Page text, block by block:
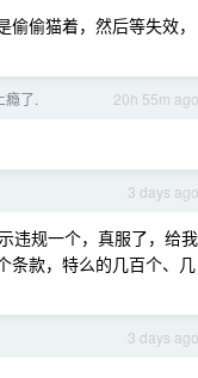
偷猫着，然后等失效，
20h 55m ago
瘾了.
3 days ago
违规一个，真服了，给我
条款，特么的几百个、几
3 days ago